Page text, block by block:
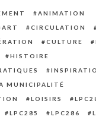
ANIMATION
ART CIRCULATION
CULTURE
HISTOIRE
MUNICIPALITÉ
LOISIRS
LPC285 LPC286